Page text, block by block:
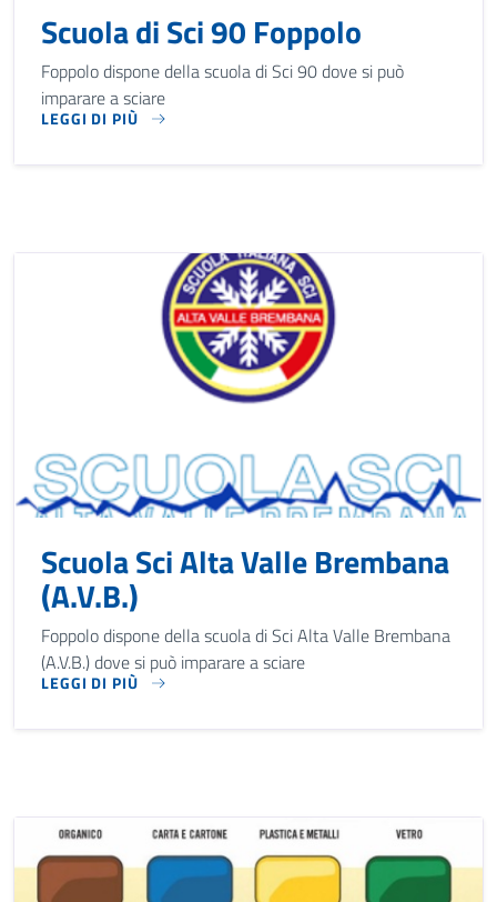
Scuola di Sci 90 Foppolo
Foppolo dispone della scuola di Sci 90 dove si può
imparare a sciare
LEGGI DI PIÙ
FOPPOLO DISPONE DELLA SCUOLA DI SCI 90 DOVE SI PUÒ
Scuola Sci Alta Valle Brembana
(A.V.B.)
Foppolo dispone della scuola di Sci Alta Valle Brembana
(A.V.B.) dove si può imparare a sciare
LEGGI DI PIÙ
FOPPOLO DISPONE DELLA SCUOLA DI SCI ALTA VALLE